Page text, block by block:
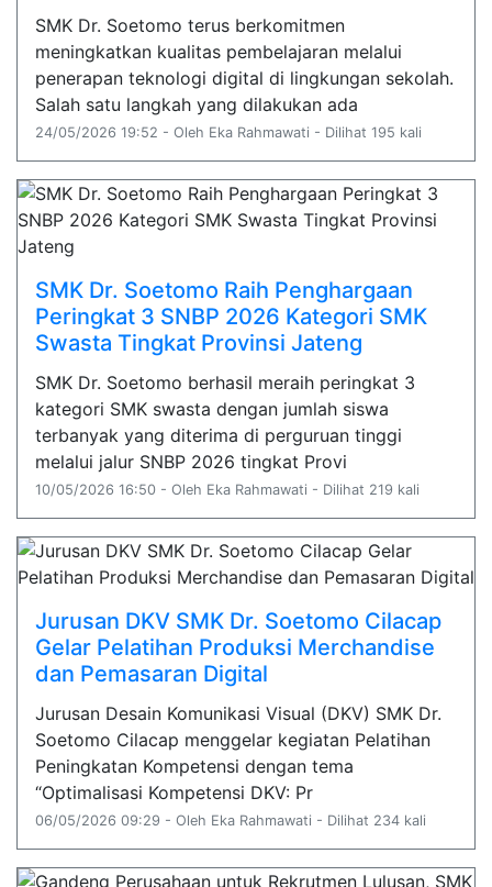
SMK Dr. Soetomo terus berkomitmen
meningkatkan kualitas pembelajaran melalui
penerapan teknologi digital di lingkungan sekolah.
Salah satu langkah yang dilakukan ada
24/05/2026 19:52 - Oleh Eka Rahmawati - Dilihat 195 kali
SMK Dr. Soetomo Raih Penghargaan
Peringkat 3 SNBP 2026 Kategori SMK
Swasta Tingkat Provinsi Jateng
SMK Dr. Soetomo berhasil meraih peringkat 3
kategori SMK swasta dengan jumlah siswa
terbanyak yang diterima di perguruan tinggi
melalui jalur SNBP 2026 tingkat Provi
10/05/2026 16:50 - Oleh Eka Rahmawati - Dilihat 219 kali
Jurusan DKV SMK Dr. Soetomo Cilacap
Gelar Pelatihan Produksi Merchandise
dan Pemasaran Digital
Jurusan Desain Komunikasi Visual (DKV) SMK Dr.
Soetomo Cilacap menggelar kegiatan Pelatihan
Peningkatan Kompetensi dengan tema
“Optimalisasi Kompetensi DKV: Pr
06/05/2026 09:29 - Oleh Eka Rahmawati - Dilihat 234 kali